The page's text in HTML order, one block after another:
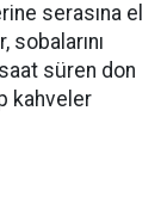
serasına el
sobalarını
süren don
kahveler